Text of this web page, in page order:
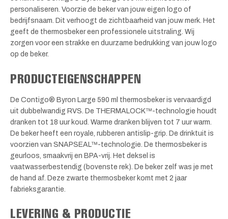
personaliseren. Voorzie de beker van jouw eigen logo of
bedrijfsnaam. Dit verhoogt de zichtbaarheid van jouw merk. Het
geeft de thermosbeker een professionele uitstraling. Wij
zorgen voor een strakke en duurzame bedrukking van jouw logo
op de beker.
PRODUCTEIGENSCHAPPEN
De Contigo® Byron Large 590 ml thermosbeker is vervaardigd
uit dubbelwandig RVS. De THERMALOCK™-technologie houdt
dranken tot 18 uur koud. Warme dranken blijven tot 7 uur warm.
De beker heeft een royale, rubberen antislip-grip. De drinktuit is
voorzien van SNAPSEAL™-technologie. De thermosbeker is
geurloos, smaakvrij en BPA-vrij. Het deksel is
vaatwasserbestendig (bovenste rek). De beker zelf was je met
de hand af. Deze zwarte thermosbeker komt met 2 jaar
fabrieksgarantie.
LEVERING & PRODUCTIE